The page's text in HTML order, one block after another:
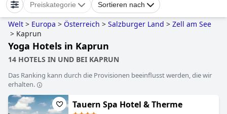
Preiskategorie Sortieren nach
Welt > Europa > Österreich > Salzburger Land > Zell am See
> Kaprun
Yoga Hotels in Kaprun
14 HOTELS IN UND BEI KAPRUN
Das Ranking kann durch die Provisionen beeinflusst werden, die wir
erhalten.
Tauern Spa Hotel & Therme